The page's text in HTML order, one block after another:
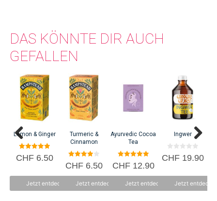
DAS KÖNNTE DIR AUCH
GEFALLEN
Lemon & Ginger
5.00
von 5
CHF6.50
Jetzt entdecken
Turmeric &
Cinnamon
4.00
von 5
CHF6.50
Jetzt entdecken
Ayurvedic Cocoa
Tea
5.00
von 5
CHF12.90
Jetzt entdecken
Ingwer
0
v
CHF19.90
Jetzt